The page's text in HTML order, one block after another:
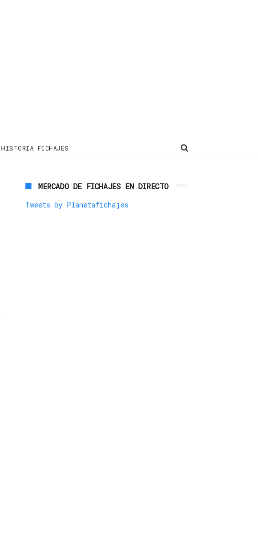
HISTORIA FICHAJES
MERCADO DE FICHAJES EN DIRECTO
Tweets by Planetafichajes